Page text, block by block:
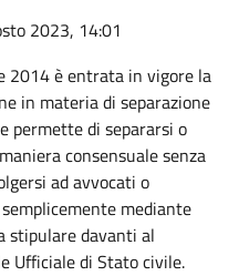
2023, 14:01
2014 è entrata in vigore la
in materia di separazione
permette di separarsi o
consensuale senza
ad avvocati o
mediante
stipulare davanti al
Ufficiale di Stato civile.